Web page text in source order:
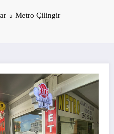
Metro Çilingir